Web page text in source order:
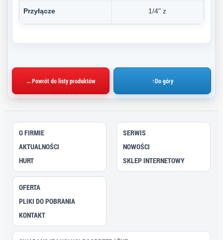
Przyłącze 1/4" z
←Powrót do listy produktów ↑Do góry
O FIRMIE
AKTUALNOŚCI
HURT
SERWIS
NOWOŚCI
SKLEP INTERNETOWY
OFERTA
PLIKI DO POBRANIA
KONTAKT